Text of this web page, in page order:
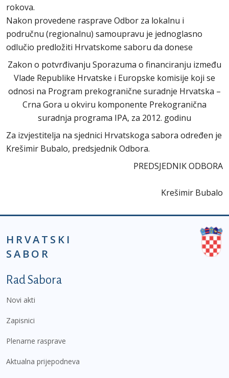
rokova.
Nakon provedene rasprave Odbor za lokalnu i
područnu (regionalnu) samoupravu je jednoglasno
odlučio predložiti Hrvatskome saboru da donese
Zakon o potvrđivanju Sporazuma o financiranju između
Vlade Republike Hrvatske i Europske komisije koji se
odnosi na Program prekogranične suradnje Hrvatska –
Crna Gora u okviru komponente Prekogranična
suradnja programa IPA, za 2012. godinu
Za izvjestitelja na sjednici Hrvatskoga sabora određen je
Krešimir Bubalo, predsjednik Odbora.
PREDSJEDNIK ODBORA
Krešimir Bubalo
HRVATSKI
SABOR
Podnožje prvi izbornik
Rad Sabora
Novi akti
Zapisnici
Plenarne rasprave
Aktualna prijepodneva